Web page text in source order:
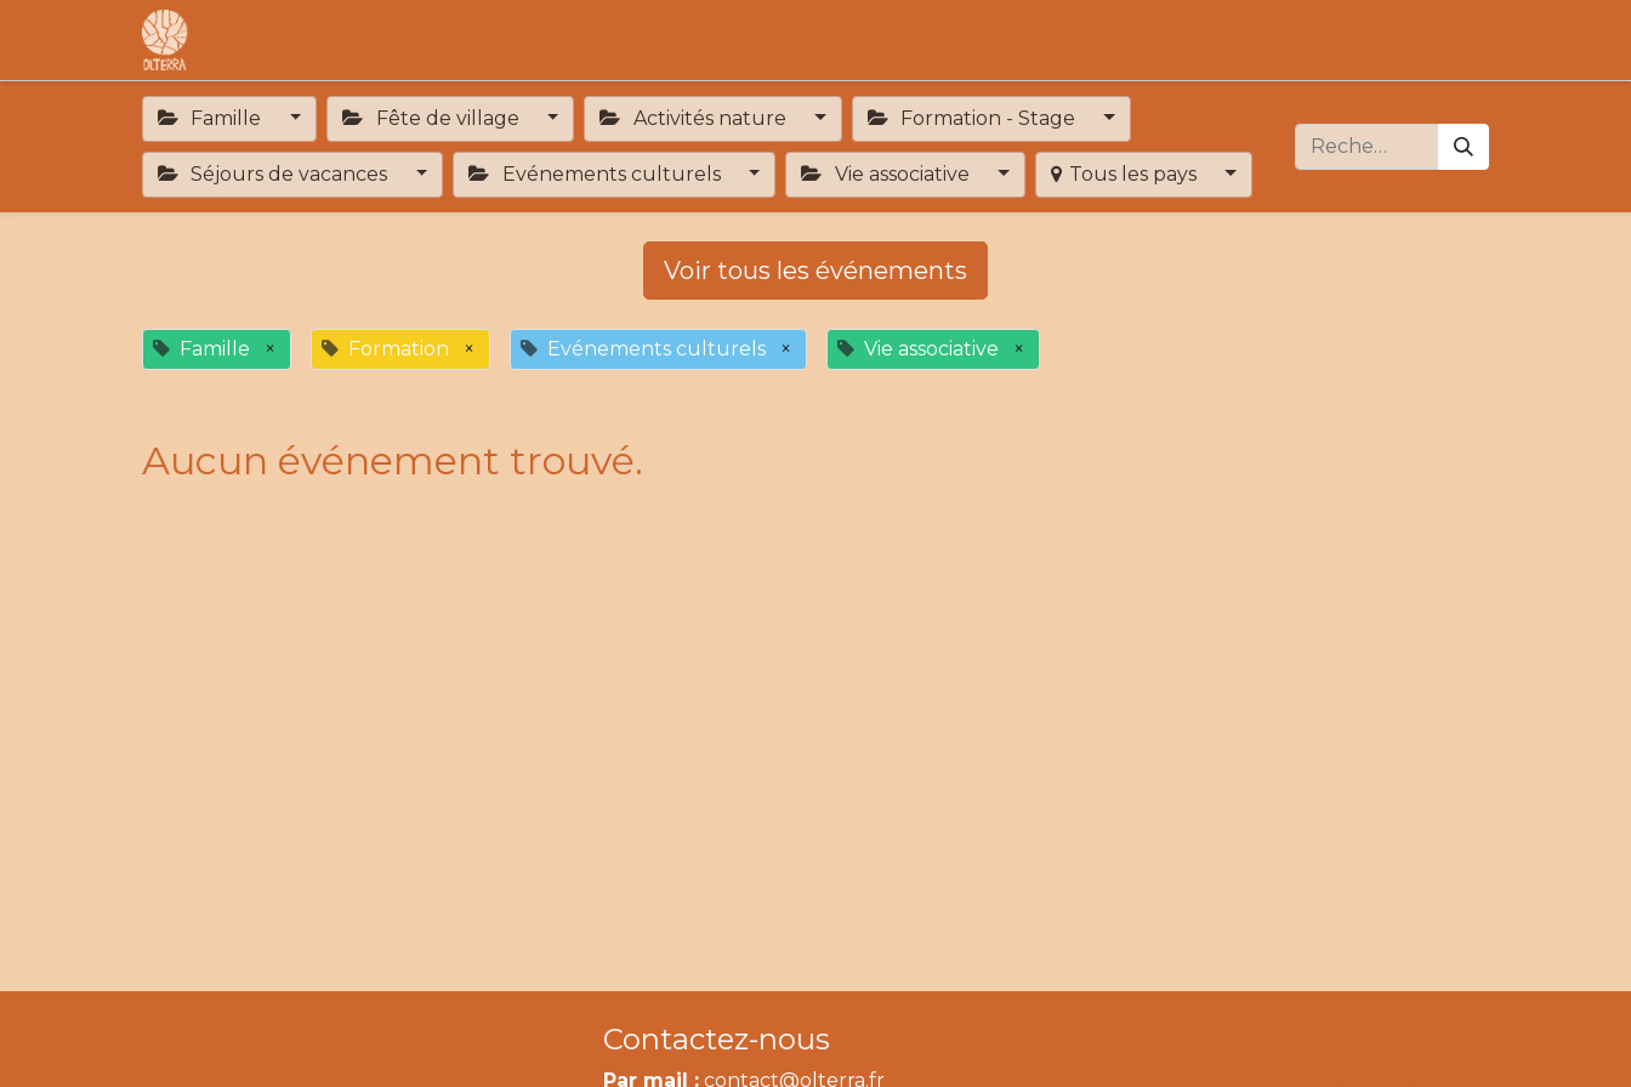
Famille Fête de village Activités nature Formation - Stage
Séjours de vacances Evénements culturels Vie associative Tous les pays
Voir tous les événements
Famille × Formation × Evénements culturels × Vie associative ×
Aucun événement trouvé.
Contactez-nous
Par mail : contact@olterra.fr